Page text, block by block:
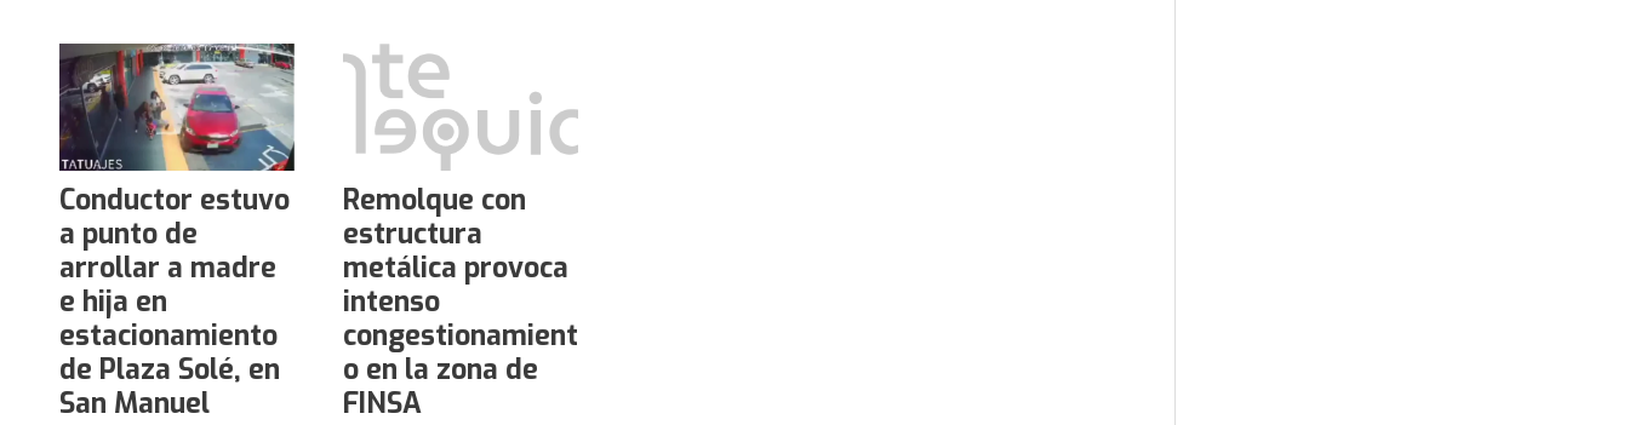
Conductor estuvo
a punto de
arrollar a madre
e hija en
estacionamiento
de Plaza Solé, en
San Manuel
Remolque con
estructura
metálica provoca
intenso
congestionamient
o en la zona de
FINSA